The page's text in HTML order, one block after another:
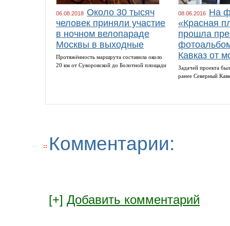
06.08.2018 Около 30 тысяч
человек приняли участие
в ночном велопараде
Москвы в выходные
Протяжённость маршрута составила около
20 км от Суворовской до Болотной площади
08.06.2016 На
«Красная
прошла
Кавказ от
Задачей проекта
ранее Северный
Комментарии:
[+] Добавить комментарий